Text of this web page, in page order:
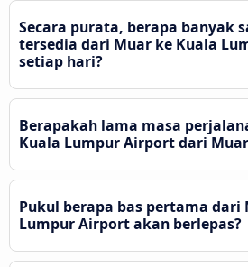
Secara purata, berapa banyak
tersedia dari Muar ke Kuala
setiap hari?
Berapakah lama masa
Kuala Lumpur Airport dari
Pukul berapa bas pertama dari
Lumpur Airport akan berlepas?